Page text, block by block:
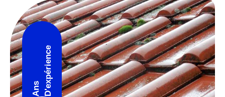
Ans D'expérience